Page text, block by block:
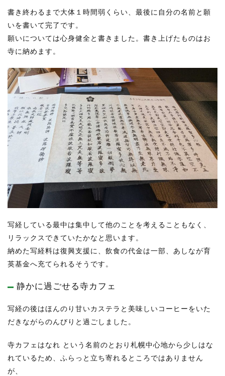
書き終わるまで大体１時間弱くらい、最後に自分の名前と願
いを書いて完了です。
願いについては心身健全と書きました。書き上げたものはお
寺に納めます。
写経している最中は集中して他のことを考えることもなく、
リラックスできていたかなと思います。
納めた写経料は復興支援に、飲食の代金は一部、あしなが育
英基金へ充てられるそうです。
静かに過ごせる寺カフェ
写経の後はほんのり甘いカステラと美味しいコーヒーをいた
だきながらのんびりと過ごしました。
寺カフェはなれ という名前のとおり札幌中心地から少しはな
れているため、ふらっと立ち寄れるところではありません
が、